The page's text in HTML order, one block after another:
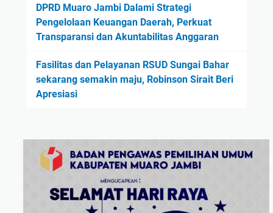
DPRD Muaro Jambi Dalami Strategi
Pengelolaan Keuangan Daerah, Perkuat
Transparansi dan Akuntabilitas Anggaran
Fasilitas dan Pelayanan RSUD Sungai Bahar
sekarang semakin maju, Robinson Sirait Beri
Apresiasi